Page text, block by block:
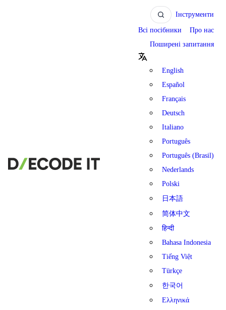
Інструменти
Всі посібники
Про нас
Поширені запитання
English
Español
Français
Deutsch
Italiano
Português
Português (Brasil)
Nederlands
Polski
日本語
简体中文
हिन्दी
Bahasa Indonesia
Tiếng Việt
Türkçe
한국어
Ελληνικά